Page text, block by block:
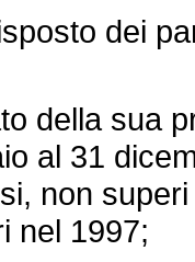
dei
della sua
al 31
non
nel 1997;